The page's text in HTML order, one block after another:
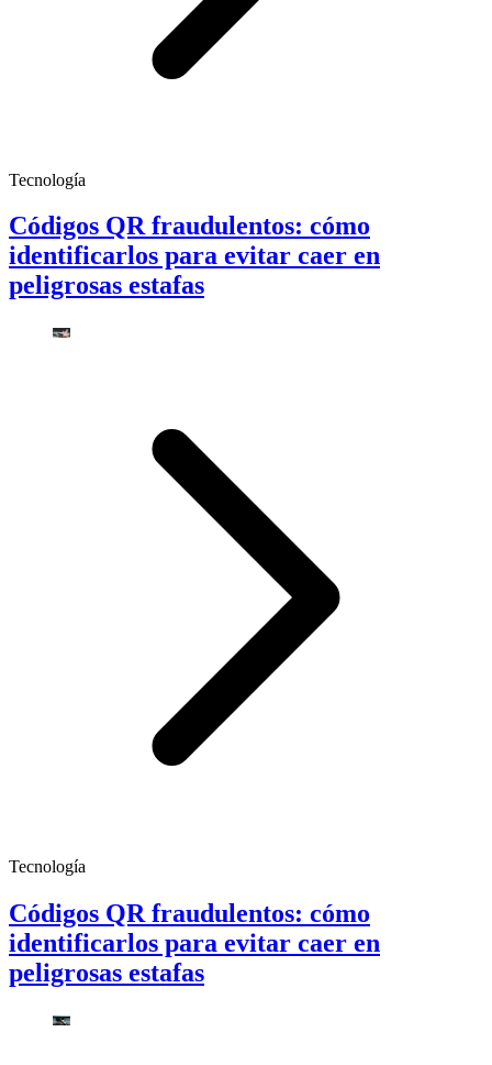
Tecnología
Códigos QR fraudulentos: cómo
identificarlos para evitar caer en
peligrosas estafas
Tecnología
Códigos QR fraudulentos: cómo
identificarlos para evitar caer en
peligrosas estafas